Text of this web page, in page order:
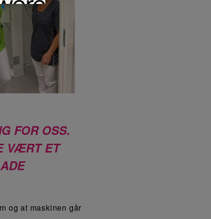
FOR OSS.
VÆRT ET
og at maskinen går